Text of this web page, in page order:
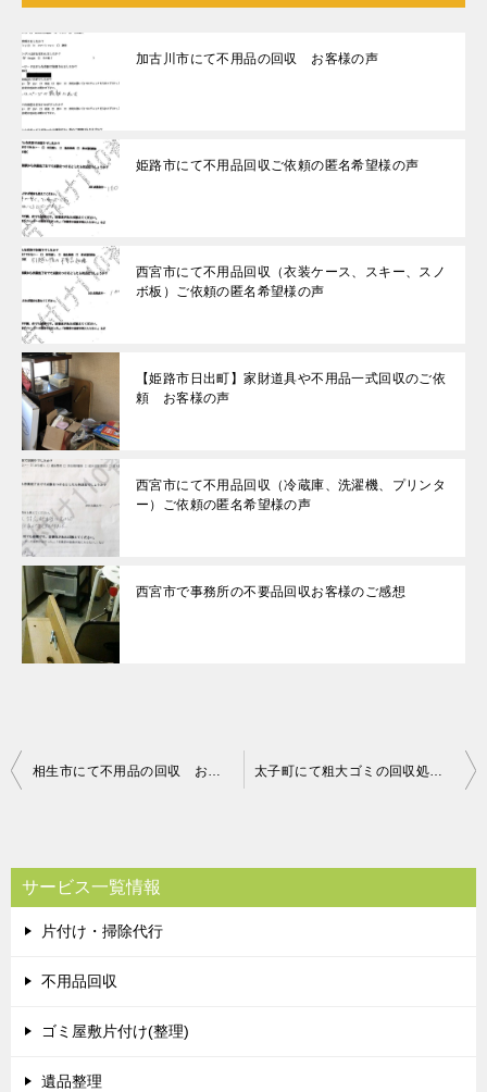
加古川市にて不用品の回収 お客様の声
姫路市にて不用品回収ご依頼の匿名希望様の声
西宮市にて不用品回収（衣装ケース、スキー、スノ
ボ板）ご依頼の匿名希望様の声
【姫路市日出町】家財道具や不用品一式回収のご依
頼 お客様の声
西宮市にて不用品回収（冷蔵庫、洗濯機、プリンタ
ー）ご依頼の匿名希望様の声
西宮市で事務所の不要品回収お客様のご感想
投
ビ
ゲ
ー
シ
相生市にて不用品の回収 お客さまの声 太子町にて粗大ゴミの回収処分 お客さまの声
サービス一覧情報
片付け・掃除代行
不用品回収
ゴミ屋敷片付け(整理)
遺品整理